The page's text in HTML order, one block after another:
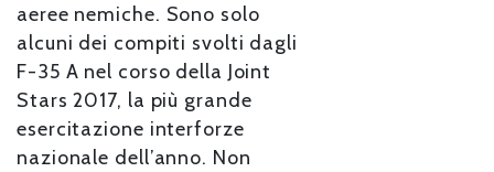
aeree nemiche. Sono solo
alcuni dei compiti svolti dagli
F-35 A nel corso della Joint
Stars 2017, la più grande
esercitazione interforze
nazionale dell’anno. Non